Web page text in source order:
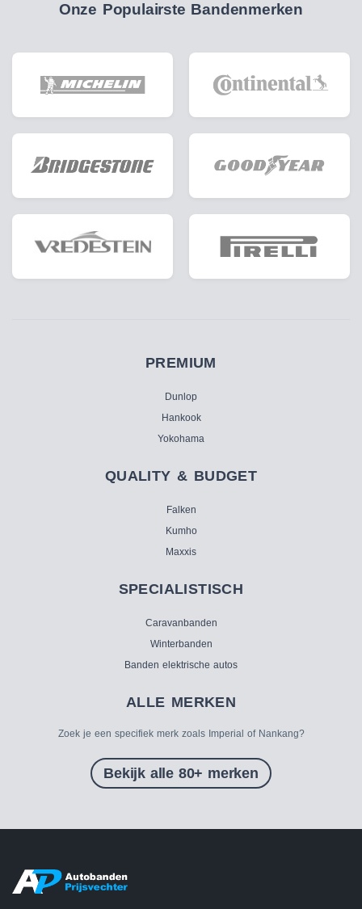
Onze Populairste Bandenmerken
PREMIUM
Dunlop
Hankook
Yokohama
QUALITY & BUDGET
Falken
Kumho
Maxxis
SPECIALISTISCH
Caravanbanden
Winterbanden
Banden elektrische autos
ALLE MERKEN
Zoek je een specifiek merk zoals Imperial of Nankang?
Bekijk alle 80+ merken